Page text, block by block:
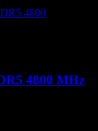
4800 MHz